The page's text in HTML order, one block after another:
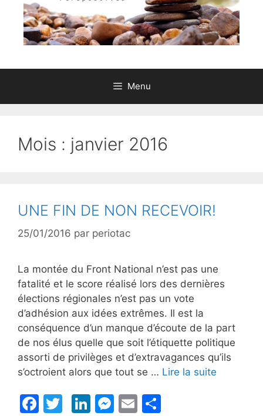
Menu
Mois : janvier 2016
UNE FIN DE NON RECEVOIR!
25/01/2016 par periotac
La montée du Front National n’est pas une
fatalité et le score réalisé lors des dernières
élections régionales n’est pas un vote
d’adhésion aux idées extrêmes. Il est la
conséquence d’un manque d’écoute de la part
de nos élus quelle que soit l’étiquette politique
assorti de privilèges et d’extravagances qu’ils
s’octroient alors que tout se … Lire la suite
F
T
Li M E